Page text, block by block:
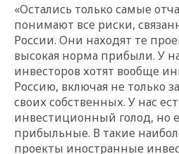
«Остались только самые
понимают все риски,
России. Они находят те
высокая норма прибыли. У
инвесторов хотят вообще
Россию, включая не только
своих собственных. У нас
инвестиционный голод, но
прибыльные. В такие
проекты иностранные